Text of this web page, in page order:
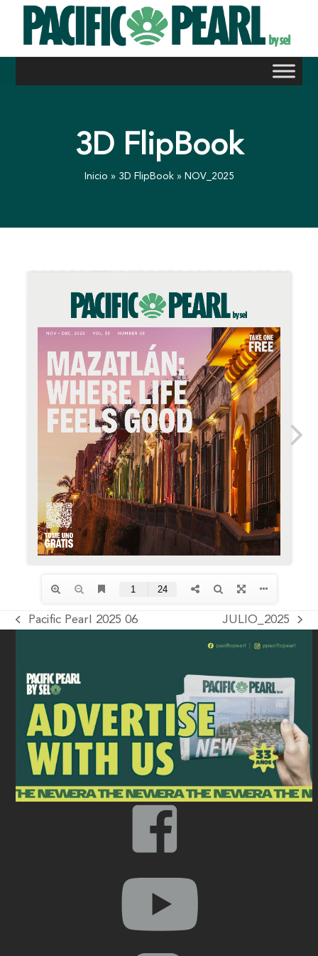
content
3D FlipBook
Inicio » 3D FlipBook» NOV_2025
Pacific Pearl 2025 06 JULIO_2025